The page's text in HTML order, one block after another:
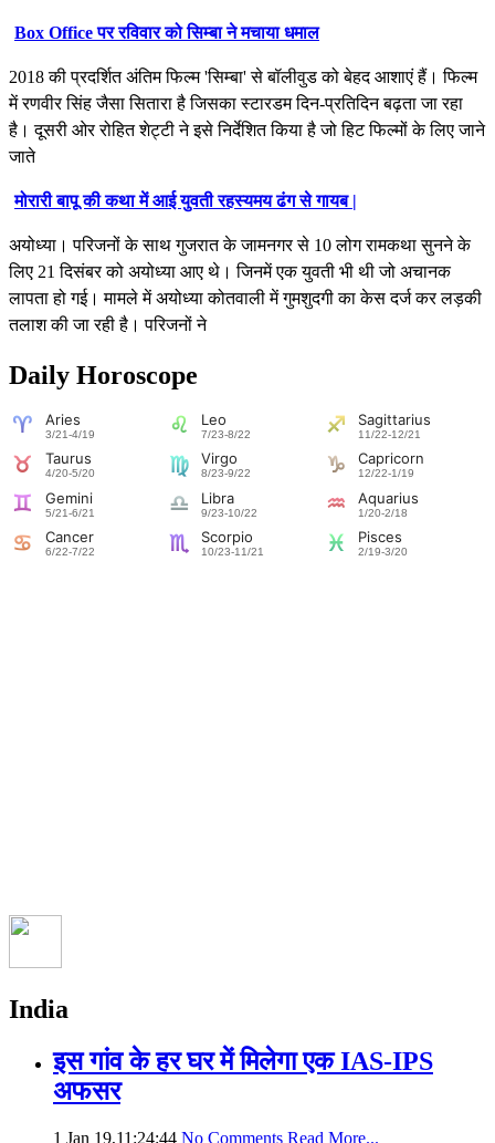
Box Office पर रविवार को सिम्बा ने मचाया धमाल
2018 की प्रदर्शित अंतिम फिल्म 'सिम्बा' से बॉलीवुड को बेहद आशाएं हैं। फिल्म
में रणवीर सिंह जैसा सितारा है जिसका स्टारडम दिन-प्रतिदिन बढ़ता जा रहा
है। दूसरी ओर रोहित शेट्टी ने इसे निर्देशित किया है जो हिट फिल्मों के लिए जाने
जाते
मोरारी बापू की कथा में आई युवती रहस्यमय ढंग से गायब |
अयोध्या। परिजनों के साथ गुजरात के जामनगर से 10 लोग रामकथा सुनने के
लिए 21 दिसंबर को अयोध्या आए थे। जिनमें एक युवती भी थी जो अचानक
लापता हो गई। मामले में अयोध्या कोतवाली में गुमशुदगी का केस दर्ज कर लड़की
तलाश की जा रही है। परिजनों ने
Daily Horoscope
India
इस गांव के हर घर में मिलेगा एक IAS-IPS
अफसर
1 Jan 19,11:24:44 No Comments Read More...